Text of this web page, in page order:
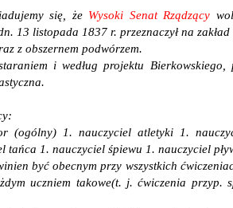
się, że Wysoki Senat Rządzący
13 listopada 1837 r. przeznaczył na
z obszernem podwórzem.
i według projektu
(ogólny) 1. nauczyciel atletyki 1.
tańca 1. nauczyciel śpiewu 1. nauczyciel
być obecnym przy wszystkich
uczniem takowe(t. j. ćwiczenia przyp.